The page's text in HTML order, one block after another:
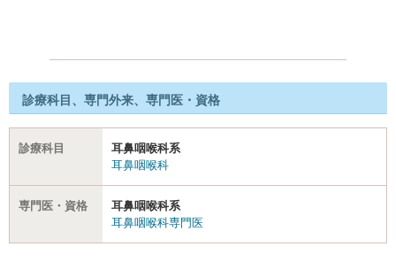
診療科目、専門外来、専門医・資格
診療科目
耳鼻咽喉科系
耳鼻咽喉科
専門医・資格
耳鼻咽喉科系
耳鼻咽喉科専門医